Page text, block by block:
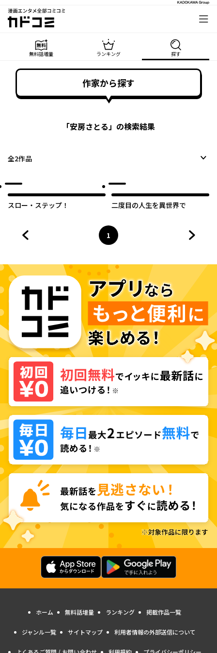
漫画エンタメ全部コミコミ
カドコミ
無料話増量 ランキング 探す
作家から探す
「安房さとる」の検索結果
全2作品
スロー・ステップ！ 二度目の人生を異世界で
ページ
1
へ
ホーム 無料話増量 ランキング 掲載作品一覧
ジャンル一覧 サイトマップ 利用者情報の外部送信について